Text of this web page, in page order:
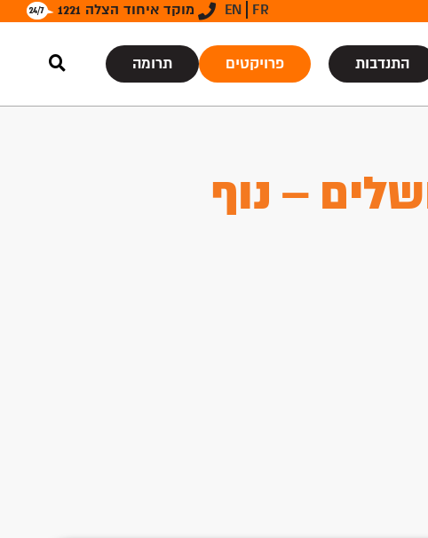
מוקד איחוד הצלה 1221 EN FR
התנדבות פרויקטים תרומה
– נוף